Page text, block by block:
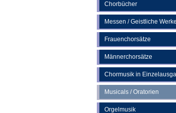
Chorbücher
Messen / Geistliche Werke
Frauenchorsätze
Männerchorsätze
Chormusik in
Musicals / Oratorien
Orgelmusik